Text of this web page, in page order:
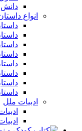
دانش
انواع
ادبیات ملل